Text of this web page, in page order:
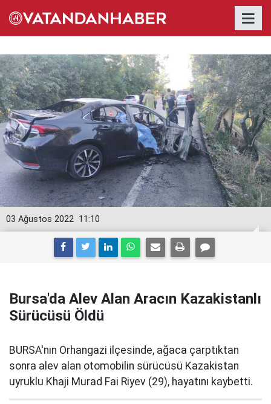
11:10
03 Ağustos 2022
Bursa'da Alev Alan Aracın Kazakistanlı
Sürücüsü Öldü
BURSA'nın Orhangazi ilçesinde, ağaca çarptıktan
sonra alev alan otomobilin sürücüsü Kazakistan
uyruklu Khaji Murad Fai Riyev (29), hayatını kaybetti.